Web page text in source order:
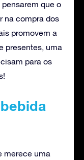
que o
na compra dos
promovem a
presentes, uma
para os
merece uma